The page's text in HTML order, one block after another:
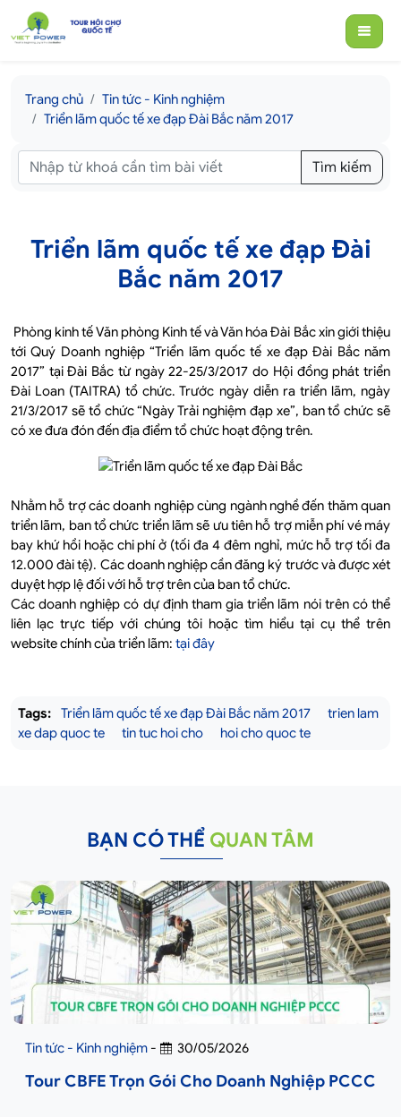
Trang chủ
Tin tức - Kinh nghiệm
Triển lãm quốc tế xe đạp Đài Bắc năm 2017
Tìm kiếm
Triển lãm quốc tế xe đạp Đài
Bắc năm 2017
Phòng kinh tế Văn phòng Kinh tế và Văn hóa Đài Bắc xin giới thiệu
tới Quý Doanh nghiệp “Triển lãm quốc tế xe đạp Đài Bắc năm
2017” tại Đài Bắc từ ngày 22-25/3/2017 do Hội đồng phát triển
Đài Loan (TAITRA) tổ chức. Trước ngày diễn ra triển lãm, ngày
21/3/2017 sẽ tổ chức “Ngày Trải nghiệm đạp xe”, ban tổ chức sẽ
có xe đưa đón đến địa điểm tổ chức hoạt động trên.
Nhằm hỗ trợ các doanh nghiệp cùng ngành nghề đến thăm quan
triển lãm, ban tổ chức triển lãm sẽ ưu tiên hỗ trợ miễn phí vé máy
bay khứ hồi hoặc chi phí ở (tối đa 4 đêm nghỉ, mức hỗ trợ tối đa
12.000 đài tệ). Các doanh nghiệp cần đăng ký trước và được xét
duyệt hợp lệ đối với hỗ trợ trên của ban tổ chức.
Các doanh nghiệp có dự định tham gia triển lãm nói trên có thể
liên lạc trực tiếp với chúng tôi hoặc tìm hiểu tại cụ thể trên
website chính của triển lãm: tại đây
Tags: Triển lãm quốc tế xe đạp Đài Bắc năm 2017
trien lam
xe dap quoc te
tin tuc hoi cho hoi cho quoc te
BẠN CÓ THỂ QUAN TÂM
Tin tức - Kinh nghiệm - 30/05/2026
Tour CBFE Trọn Gói Cho Doanh Nghiệp PCCC